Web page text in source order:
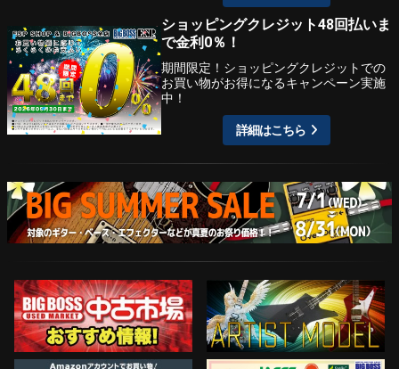
ショッピングクレジット48回払いま
で金利0％！
期間限定！ショッピングクレジットでの
お買い物がお得になるキャンペーン実施
中！
詳細はこちら